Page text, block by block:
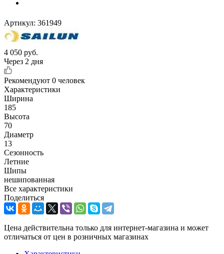
Артикул: 361949
4 050 руб.
Через 2 дня
Рекомендуют 0 человек
Характеристики
Ширина
185
Высота
70
Диаметр
13
Сезонность
Летние
Шипы
нешипованная
Все характеристики
Поделиться
Цена действительна только для интернет-магазина и может
отличаться от цен в розничных магазинах